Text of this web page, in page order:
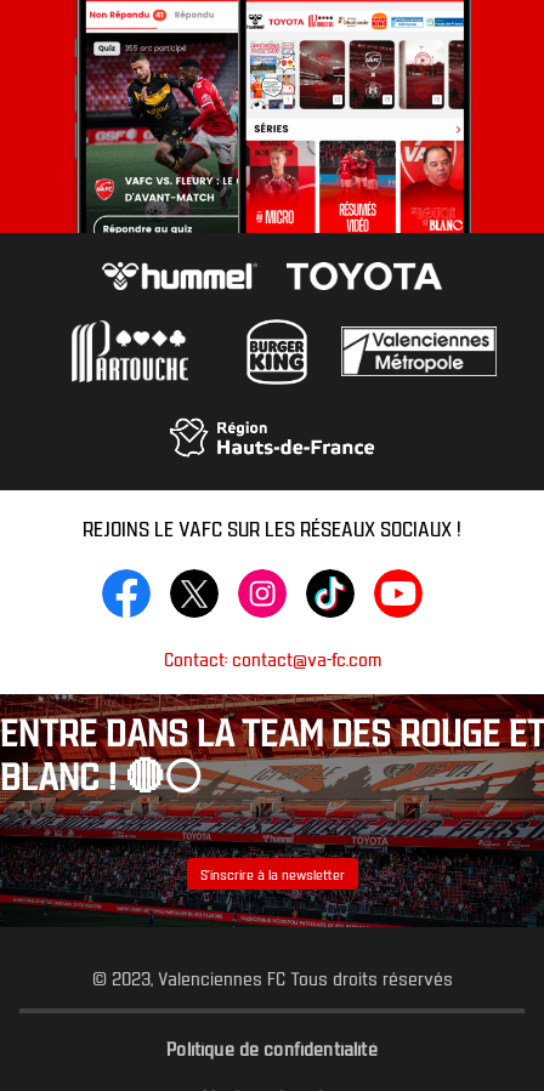
REJOINS LE VAFC SUR LES RÉSEAUX SOCIAUX !
Contact: contact@va-fc.com
ENTRE DANS LA TEAM DES ROUGE ET
BLANC ! 🔴⚪️
S’inscrire à la newsletter
© 2023, Valenciennes FC Tous droits réservés
Politique de confidentialité